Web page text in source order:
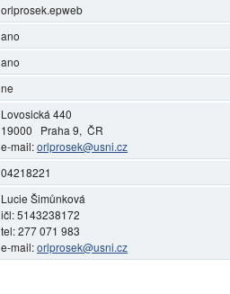
orlprosek.epweb
ano
ano
ne
Lovosická 440
19000 Praha 9, ČR
e-mail:orlprosek@usni.cz
04218221
Lucie Šimůnková
ičl: 5143238172
tel: 277 071 983
e-mail:orlprosek@usni.cz